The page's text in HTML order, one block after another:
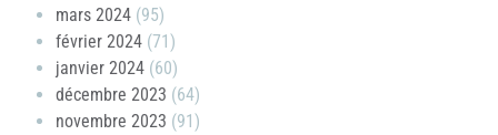
mars 2024 (95)
février 2024 (71)
janvier 2024 (60)
décembre 2023 (64)
novembre 2023 (91)